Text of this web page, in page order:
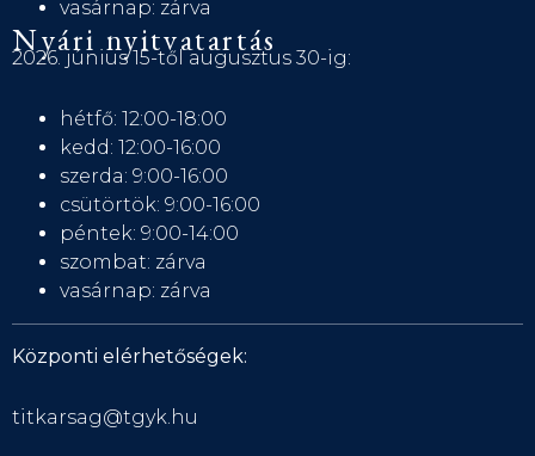
vasárnap: zárva
Nyári nyitvatartás
2026. június 15-től augusztus 30-ig:
hétfő: 12:00-18:00
kedd: 12:00-16:00
szerda: 9:00-16:00
csütörtök: 9:00-16:00
péntek: 9:00-14:00
szombat: zárva
vasárnap: zárva
Központi elérhetőségek:
titkarsag@tgyk.hu